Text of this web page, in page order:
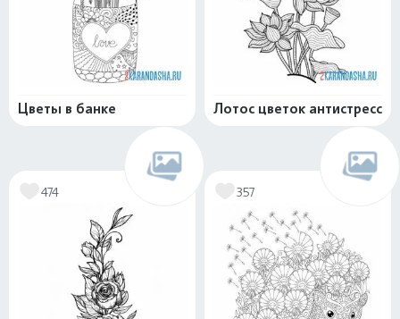
Цветы в банке Лотос цветок антистресс
474 357